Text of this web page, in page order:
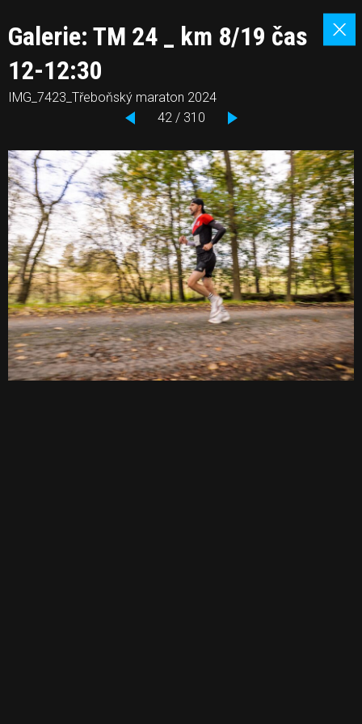
Galerie: TM 24 _ km 8/19 čas
12-12:30
IMG_7423_Třeboňský maraton 2024
42 / 310